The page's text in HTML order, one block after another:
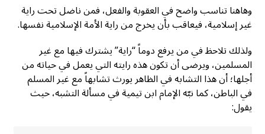
وهاهنا تناسب واضح في العقوبة والفعل، فمن ناضل تحت راية
غير إسلامية، فيعاقب بأن يخرج من راية الأمة الإسلامية نفسها.
ولذلك تلاحظ في من يرفع دوماً “راية” يشترك فيها مع غير
المسلمين، ويرضى أن تكون هذه رايته التي يعمل في حياته من
أجلها؛ أن هذا التشابه في الظاهر يورث تشابهاً مع غير المسلم
في الباطن، كما نبّه الإمام ابن تيمية في مسألة التشبه، حيث
يقول: